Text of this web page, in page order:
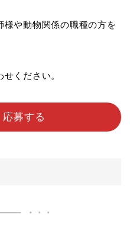
様や動物関係の職種の方を
ください。
応募する